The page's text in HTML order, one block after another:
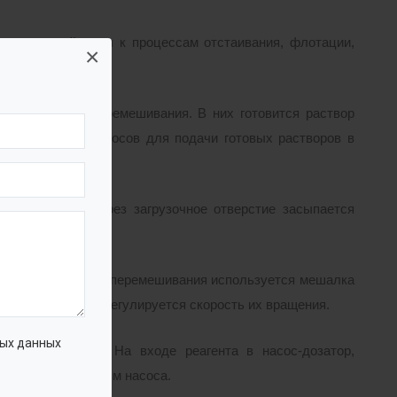
данных
×
очищаемой воды к процессам отстаивания, флотации,
перемешивания. В них готовится раствор
дозирующих насосов для подачи готовых растворов в
водой. Через загрузочное отверстие засыпается
раствора. Для перемешивания используется мешалка
мешалок и регулируется скорость их вращения.
дозатора. На входе реагента в насос-дозатор,
в механизм насоса.